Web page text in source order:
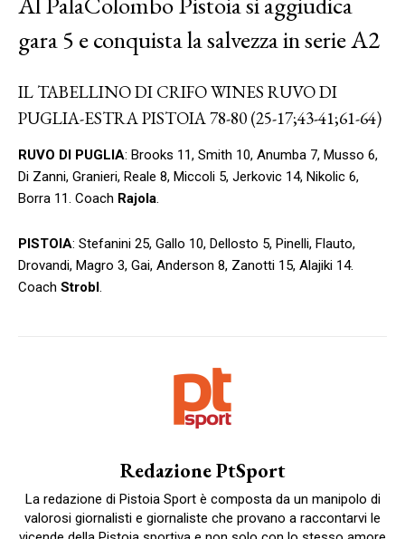
gara 5 e conquista la salvezza in serie A2
IL TABELLINO DI CRIFO WINES RUVO DI
PUGLIA-ESTRA PISTOIA 78-80 (25-17;43-41;61-64)
RUVO DI PUGLIA: Brooks 11, Smith 10, Anumba 7, Musso 6,
Di Zanni, Granieri, Reale 8, Miccoli 5, Jerkovic 14, Nikolic 6,
Borra 11. Coach Rajola.
PISTOIA: Stefanini 25, Gallo 10, Dellosto 5, Pinelli, Flauto,
Drovandi, Magro 3, Gai, Anderson 8, Zanotti 15, Alajiki 14.
Coach Strobl.
Redazione PtSport
La redazione di Pistoia Sport è composta da un manipolo di
valorosi giornalisti e giornaliste che provano a raccontarvi le